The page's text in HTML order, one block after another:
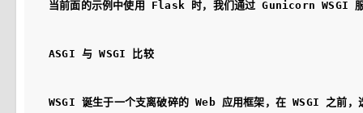
当前面的示例中使用 Flask 时，我们通过 Gunicorn WSGI 服
ASGI 与 WSGI 比较
WSGI 诞生于一个支离破碎的 Web 应用框架，在 WSGI 之前